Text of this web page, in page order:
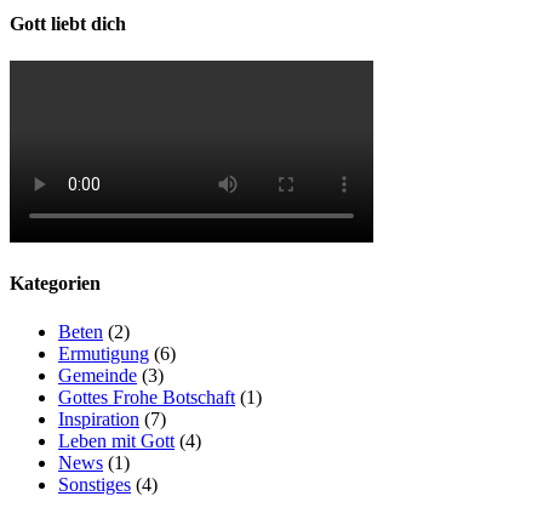
Gott liebt dich
Kategorien
Beten (2)
Ermutigung (6)
Gemeinde (3)
Gottes Frohe Botschaft (1)
Inspiration (7)
Leben mit Gott (4)
News (1)
Sonstiges (4)